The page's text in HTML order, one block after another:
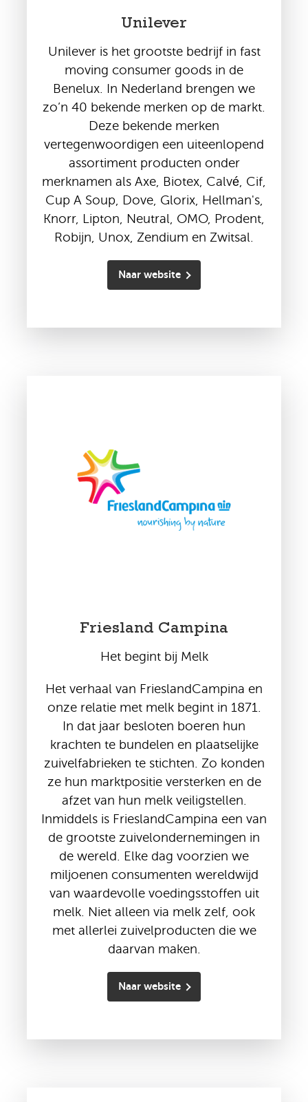
Unilever
Unilever is het grootste bedrijf in fast
moving consumer goods in de
Benelux. In Nederland brengen we
zo’n 40 bekende merken op de markt.
Deze bekende merken
vertegenwoordigen een uiteenlopend
assortiment producten onder
merknamen als Axe, Biotex, Calvé, Cif,
Cup A Soup, Dove, Glorix, Hellman's,
Knorr, Lipton, Neutral, OMO, Prodent,
Robijn, Unox, Zendium en Zwitsal.
Naar website
Friesland Campina
Het begint bij Melk
Het verhaal van FrieslandCampina en
onze relatie met melk begint in 1871.
In dat jaar besloten boeren hun
krachten te bundelen en plaatselijke
zuivelfabrieken te stichten. Zo konden
ze hun marktpositie versterken en de
afzet van hun melk veiligstellen.
Inmiddels is FrieslandCampina een van
de grootste zuivelondernemingen in
de wereld. Elke dag voorzien we
miljoenen consumenten wereldwijd
van waardevolle voedingsstoffen uit
melk. Niet alleen via melk zelf, ook
met allerlei zuivelproducten die we
daarvan maken.
Naar website